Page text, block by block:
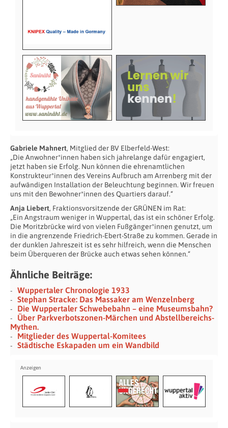
Gabriele Mahnert, Mitglied der BV Elberfeld-West:
„Die Anwohner*innen haben sich jahrelange dafür engagiert,
jetzt haben sie Erfolg. Nun können die ehrenamtlichen
Konstrukteur*innen des Vereins Aufbruch am Arrenberg mit der
aufwändigen Installation der Beleuchtung beginnen. Wir freuen
uns mit den Bewohner*innen des Quartiers darauf.“
Anja Liebert, Fraktionsvorsitzende der GRÜNEN im Rat:
„Ein Angstraum weniger in Wuppertal, das ist ein schöner Erfolg.
Die Moritzbrücke wird von vielen Fußgänger*innen genutzt, um
in die angrenzende Friedrich-Ebert-Straße zu kommen. Gerade in
der dunklen Jahreszeit ist es sehr hilfreich, wenn die Menschen
beim Überqueren der Brücke auch etwas sehen können.“
Ähnliche Beiträge:
Wuppertaler Chronologie 1933
Stephan Stracke: Das Massaker am Wenzelnberg
Die Wuppertaler Schwebebahn – eine Museumsbahn?
Über Parkverbotszonen-Märchen und Abstellbereichs-
Mythen.
Mitglieder des Wuppertal-Komitees
Städtische Eskapaden um ein Wandbild